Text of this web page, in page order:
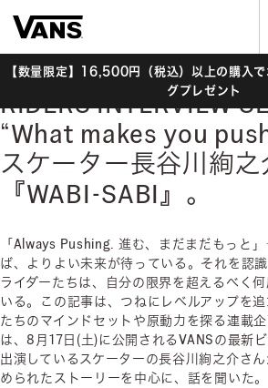
【数量限定】16,500円（税込）以上の購入で
グプレゼント
RIDERS INTERVIEW
“What makes you
スケーター長谷川絢
『WABI-SABI』。
「Always Pushing. 進む、まだまだもっと
ば、よりよい未来が待っている。それを認
ライダーたちは、自分の限界を超えるべく
いる。この記事は、つねにレベルアップを
たちのマインドセットや原動力を探る連載
は、8月17日(土)に公開されるVANSの最新
出演しているスケーターの長谷川絢之介さ
められたストーリーを中心に、話を聞いた。